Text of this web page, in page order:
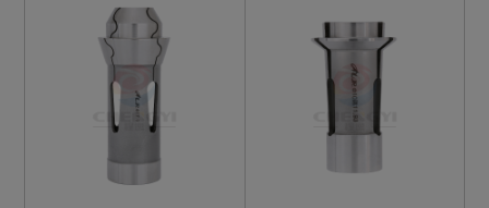
車床導套
送料機零件自動棒材
CNC車床零件
ER筒夾